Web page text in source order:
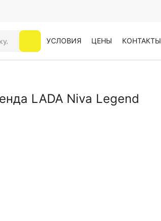
УСЛОВИЯ ЦЕНЫ КОНТАКТЫ
LADA Niva Legend